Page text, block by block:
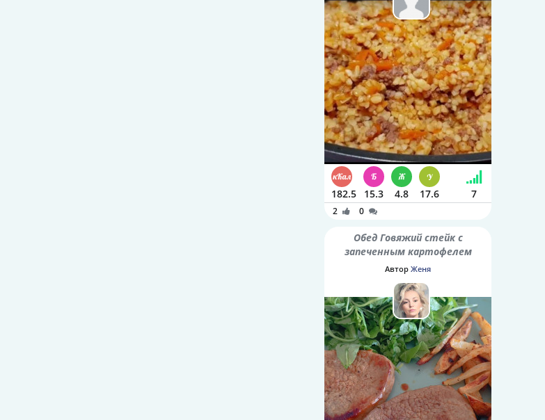
182.5 15.3 4.8 17.6 7
2 0
Обед Говяжий стейк с
запеченным картофелем
Автор Женя